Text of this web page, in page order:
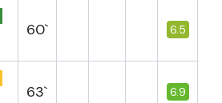
60` 6.5
63` 6.9